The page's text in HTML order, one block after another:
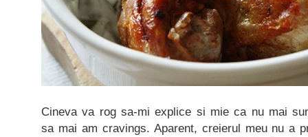
Cineva va rog sa-mi explice si mie ca nu mai
sa mai am cravings. Aparent, creierul meu nu a